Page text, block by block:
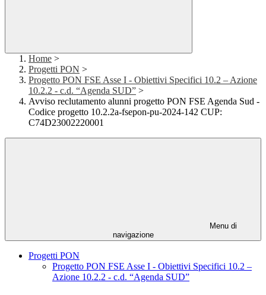
Home >
Progetti PON >
Progetto PON FSE Asse I - Obiettivi Specifici 10.2 – Azione
10.2.2 - c.d. “Agenda SUD” >
Avviso reclutamento alunni progetto PON FSE Agenda Sud -
Codice progetto 10.2.2a-fsepon-pu-2024-142 CUP:
C74D23002220001
Menu di
navigazione
Progetti PON
Progetto PON FSE Asse I - Obiettivi Specifici 10.2 –
Azione 10.2.2 - c.d. “Agenda SUD”